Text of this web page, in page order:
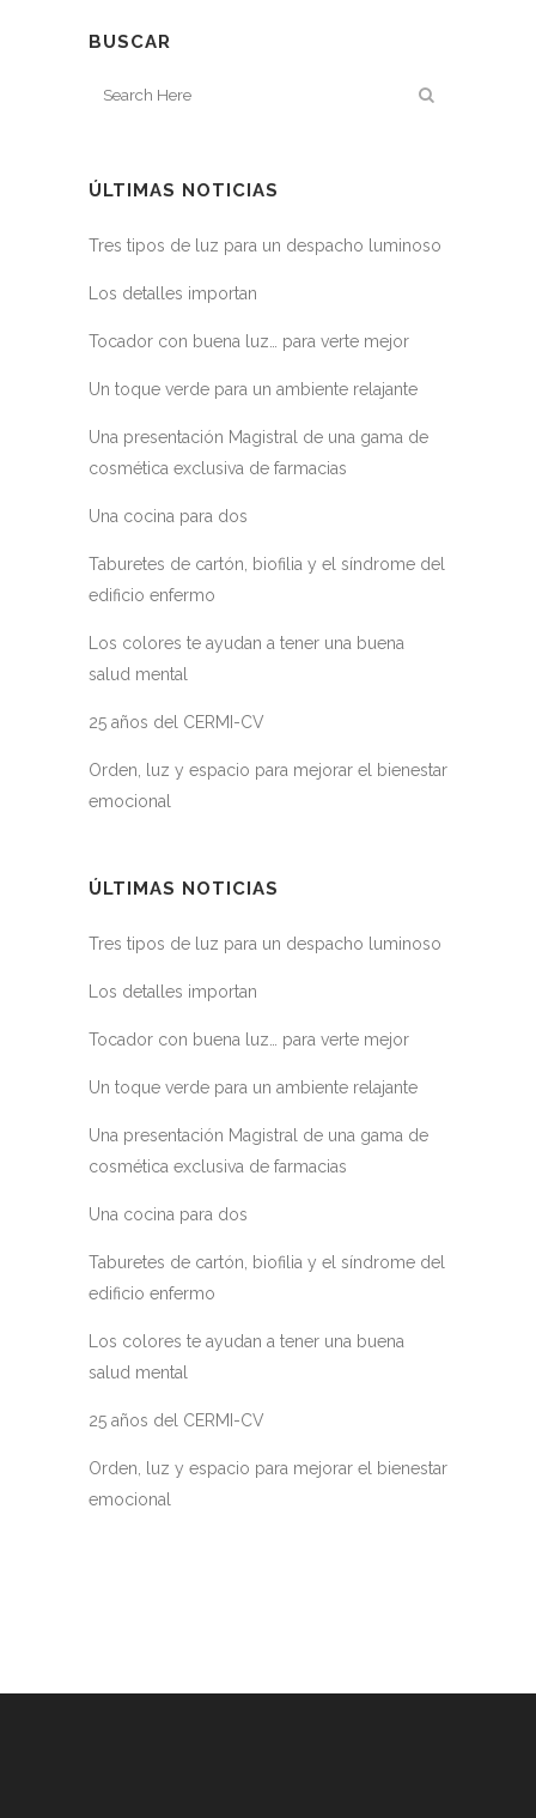
BUSCAR
ÚLTIMAS NOTICIAS
Tres tipos de luz para un despacho luminoso
Los detalles importan
Tocador con buena luz… para verte mejor
Un toque verde para un ambiente relajante
Una presentación Magistral de una gama de
cosmética exclusiva de farmacias
Una cocina para dos
Taburetes de cartón, biofilia y el síndrome del
edificio enfermo
Los colores te ayudan a tener una buena
salud mental
25 años del CERMI-CV
Orden, luz y espacio para mejorar el bienestar
emocional
ÚLTIMAS NOTICIAS
Tres tipos de luz para un despacho luminoso
Los detalles importan
Tocador con buena luz… para verte mejor
Un toque verde para un ambiente relajante
Una presentación Magistral de una gama de
cosmética exclusiva de farmacias
Una cocina para dos
Taburetes de cartón, biofilia y el síndrome del
edificio enfermo
Los colores te ayudan a tener una buena
salud mental
25 años del CERMI-CV
Orden, luz y espacio para mejorar el bienestar
emocional